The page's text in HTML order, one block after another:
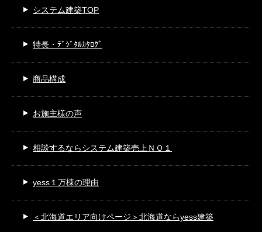
システム建築TOP
特長・ﾃﾞｼﾞﾀﾙｶﾀﾛｸﾞ
商品構成
お施主様の声
相談するならシステム建築売上ＮＯ１
yess１万棟の理由
＜北海道エリア向けページ＞北海道ならyess建築